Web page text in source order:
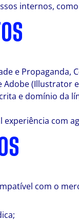
internos,
e Propaganda,
Adobe (Illustrator
e domínio da
experiência com
com o